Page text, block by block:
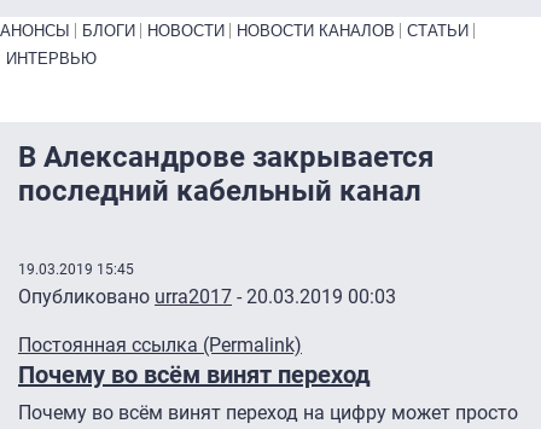
Primary links bottom
АНОНСЫ БЛОГИ НОВОСТИ НОВОСТИ КАНАЛОВ
СТАТЬИ
ИНТЕРВЬЮ
В Александрове закрывается
последний кабельный канал
19.03.2019 15:45
Опубликовано urra2017 - 20.03.2019 00:03
Постоянная ссылка (Permalink)
Почему во всём винят переход
Почему во всём винят переход на цифру может просто